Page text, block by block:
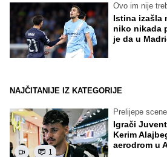
Ovo im nije
Istina izašla
niko nikada
je da u
NAJČITANIJE IZ KATEGORIJE
1
Prelijepe
Igrači
Kerim
aerodrom u